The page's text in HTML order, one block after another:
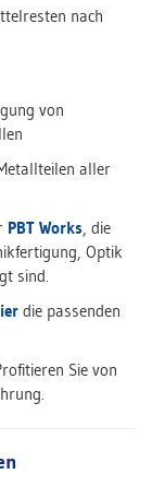
nach
von
aller
PBT Works, die
Optik
sind.
die passenden
Sie von